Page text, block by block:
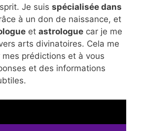
Je suis spécialisée dans
à un don de naissance, et
et astrologue car je me
arts divinatoires. Cela me
prédictions et à vous
et des informations